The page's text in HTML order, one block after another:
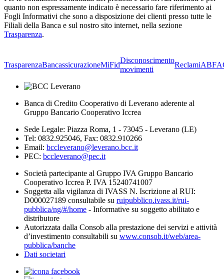
quanto non espressamente indicato è necessario fare riferimento ai
Fogli Informativi che sono a disposizione dei clienti presso tutte le
Filiali della Banca e sul nostro sito internet, nella sezione
Trasparenza.
TrasparenzaBancassicurazioneMiFid
Disconoscimento
movimenti
ReclamiABF
Banca di Credito Cooperativo di Leverano aderente al
Gruppo Bancario Cooperativo Iccrea
Sede Legale: Piazza Roma, 1 - 73045 - Leverano (LE)
Tel: 0832.925046, Fax: 0832.910266
Email: bccleverano@leverano.bcc.it
PEC: bccleverano@pec.it
Società partecipante al Gruppo IVA Gruppo Bancario
Cooperativo Iccrea P. IVA 15240741007
Soggetta alla vigilanza di IVASS N. Iscrizione al RUI:
D000027189 consultabile su ruipubblico.ivass.it/rui-
pubblica/ng/#/home - Informative su soggetto abilitato e
distributore
Autorizzata dalla Consob alla prestazione dei servizi e attività
d’investimento consultabili su www.consob.it/web/area-
pubblica/banche
Dati societari